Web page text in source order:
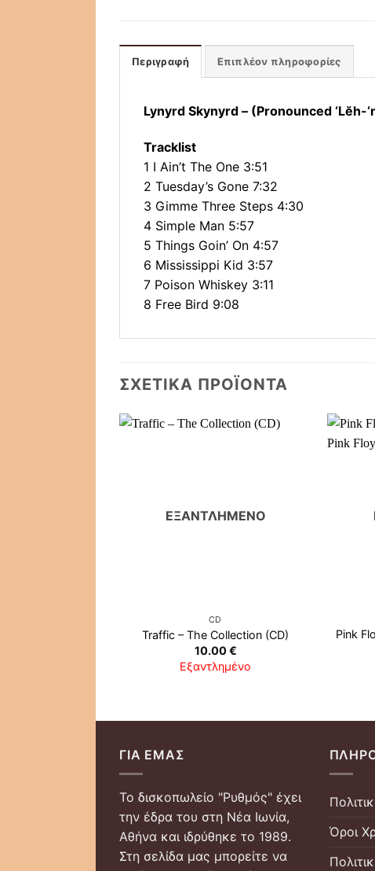
Περιγραφή Επιπλέον πληροφορίες
Lynyrd Skynyrd – (Pronounced ‘Lĕh-
Tracklist
1 I Ain’t The One 3:51
2 Tuesday’s Gone 7:32
3 Gimme Three Steps 4:30
4 Simple Man 5:57
5 Things Goin’ On 4:57
6 Mississippi Kid 3:57
7 Poison Whiskey 3:11
8 Free Bird 9:08
ΣΧΕΤΙΚΆ ΠΡΟΪΌΝΤΑ
ΕΞΑΝΤΛΗΜΈΝΟ
CD
Traffic ‎– The Collection (CD)
10.00€
Εξαντλημένο
Pink
ΓΙΑ ΕΜΆΣ
Το δισκοπωλείο "Ρυθμός" έχει
την έδρα του στη Νέα Ιωνία,
Αθήνα και ιδρύθηκε το 1989.
Στη σελίδα μας μπορείτε να
Όροι